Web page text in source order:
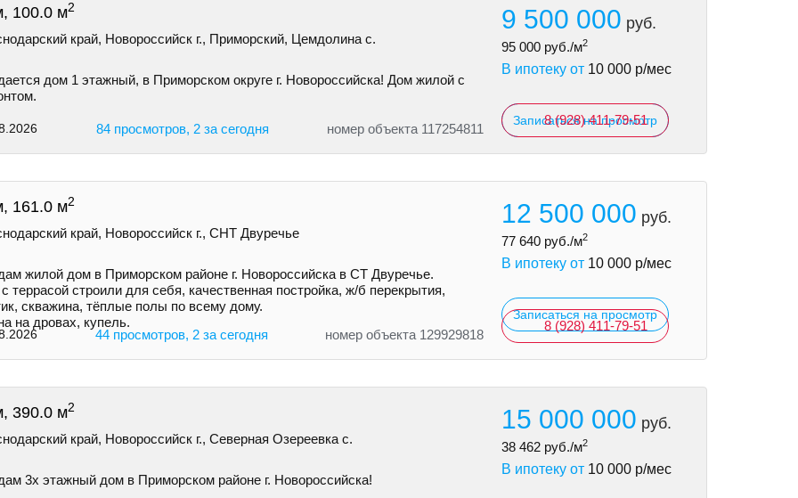
100.0 м2
край, Новороссийск г., Приморский, Цемдолина с.
дом 1 этажный, в Приморском округе г. Новороссийска! Дом жилой с
84 просмотров, 2 за сегодня номер объекта 117254811
9 500 000 руб.
95 000 руб./м2
В ипотеку от 10 000 р/мес
Записаться на просмотр
8 (928) 411-79-51
161.0 м2
край, Новороссийск г., СНТ Двуречье
жилой дом в Приморском районе г. Новороссийска в СТ Двуречье.
террасой строили для себя, качественная постройка, ж/б перекрытия,
скважина, тёплые полы по всему дому.
на дровах, купель.
44 просмотров, 2 за сегодня номер объекта 129929818
12 500 000 руб.
77 640 руб./м2
В ипотеку от 10 000 р/мес
Записаться на просмотр
8 (928) 411-79-51
390.0 м2
край, Новороссийск г., Северная Озереевка с.
3х этажный дом в Приморском районе г. Новоросcийскa!
15 000 000 руб.
38 462 руб./м2
В ипотеку от 10 000 р/мес